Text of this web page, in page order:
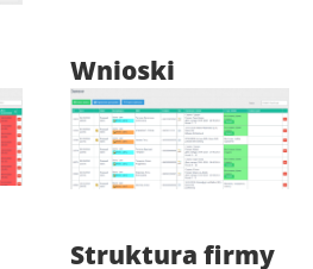
Wnioski
Struktura firmy